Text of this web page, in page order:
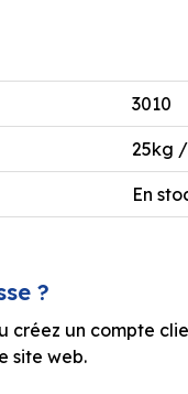
3010
25kg
En
?
créez un compte
site web.